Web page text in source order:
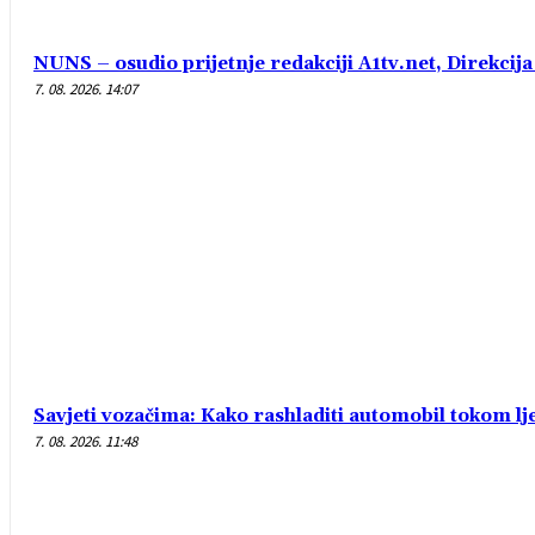
NUNS – osudio prijetnje redakciji A1tv.net,
7. 08. 2026. 14:07
Savjeti vozačima: Kako rashladiti automobil tokom
7. 08. 2026. 11:48